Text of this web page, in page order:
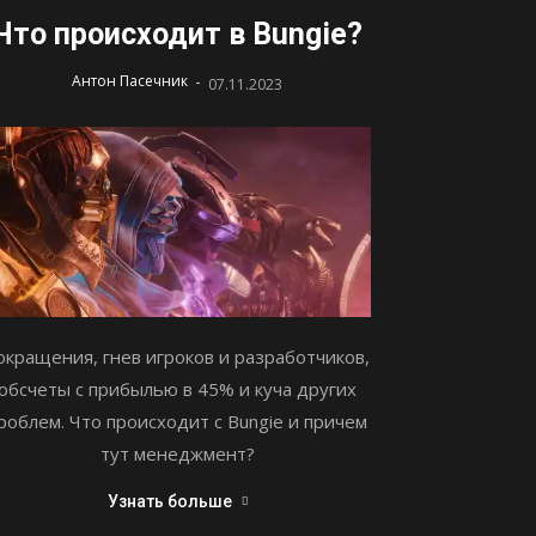
происходит в Bungie?
Антон Пасечник - 07.11.2023
гнев игроков и разработчиков,
с прибылью в 45% и куча других
Что происходит с Bungie и причем
тут менеджмент?
Узнать больше